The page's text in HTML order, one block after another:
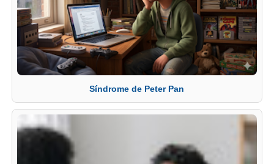
Síndrome de Peter Pan